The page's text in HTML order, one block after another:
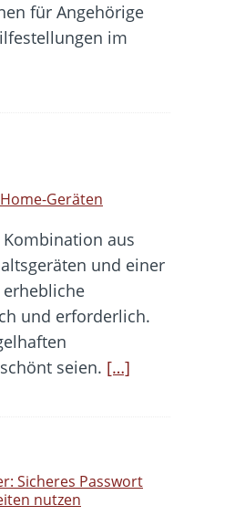
für Angehörige
im
Geräten
aus
und einer
und erforderlich.
seien. […]
Sicheres Passwort
nutzen